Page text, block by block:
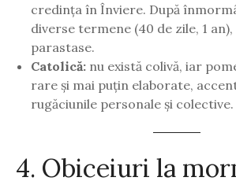
credința în Înviere. După
diverse termene (40 de zile, 1
parastase.
Catolică: nu există colivă, iar
rare și mai puțin elaborate,
rugăciunile personale și colective.
4. Obiceiuri la